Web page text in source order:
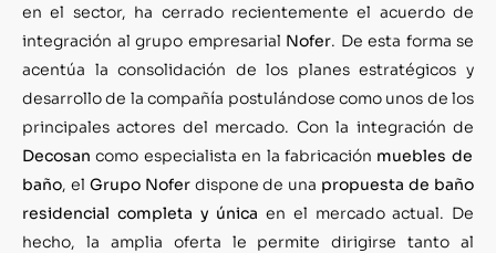
en el sector, ha cerrado recientemente el acuerdo de
integración al grupo empresarial Nofer. De esta forma se
acentúa la consolidación de los planes estratégicos y
desarrollo de la compañía postulándose como unos de los
principales actores del mercado. Con la integración de
Decosan como especialista en la fabricación muebles de
baño, el Grupo Noferdispone de una propuesta de baño
residencial completa y única en el mercado actual. De
hecho, la amplia oferta le permite dirigirse tanto al